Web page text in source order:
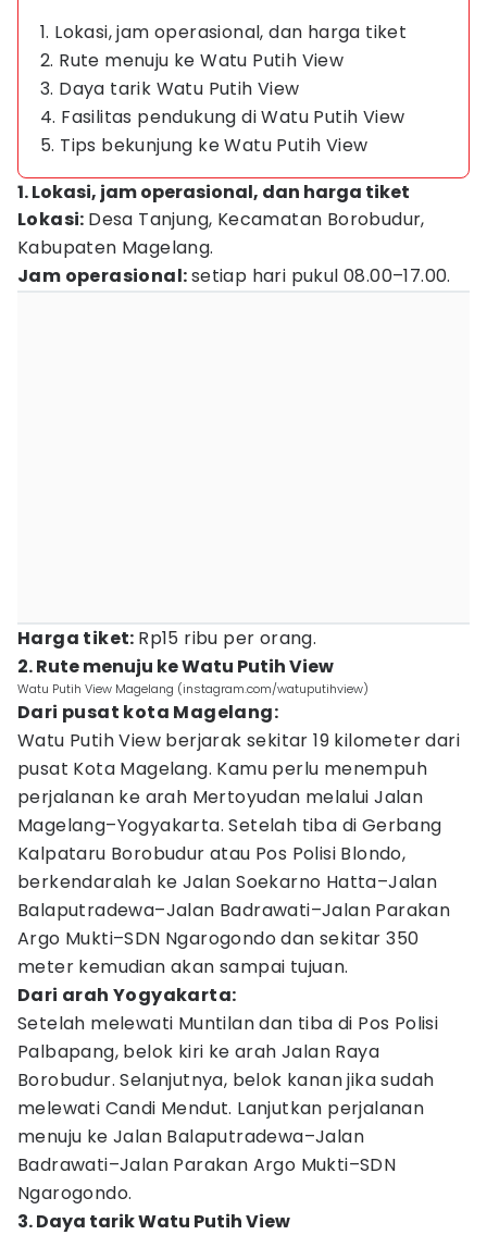
1. Lokasi, jam operasional, dan harga tiket
2. Rute menuju ke Watu Putih View
3. Daya tarik Watu Putih View
4. Fasilitas pendukung di Watu Putih View
5. Tips bekunjung ke Watu Putih View
1. Lokasi, jam operasional, dan harga tiket
Lokasi: Desa Tanjung, Kecamatan Borobudur,
Kabupaten Magelang.
Jam operasional:setiap hari pukul 08.00–17.00.
Harga tiket: Rp15 ribu per orang.
2. Rute menuju ke Watu Putih View
Watu Putih View Magelang (instagram.com/watuputihview)
Dari pusat kota Magelang:
Watu Putih View berjarak sekitar 19 kilometer dari
pusat Kota Magelang. Kamu perlu menempuh
perjalanan ke arah Mertoyudan melalui Jalan
Magelang–Yogyakarta. Setelah tiba di Gerbang
Kalpataru Borobudur atau Pos Polisi Blondo,
berkendaralah ke Jalan Soekarno Hatta–Jalan
Balaputradewa–Jalan Badrawati–Jalan Parakan
Argo Mukti–SDN Ngarogondo dan sekitar 350
meter kemudian akan sampai tujuan.
Dari arah Yogyakarta:
Setelah melewati Muntilan dan tiba di Pos Polisi
Palbapang, belok kiri ke arah Jalan Raya
Borobudur. Selanjutnya, belok kanan jika sudah
melewati Candi Mendut. Lanjutkan perjalanan
menuju ke Jalan Balaputradewa–Jalan
Badrawati–Jalan Parakan Argo Mukti–SDN
Ngarogondo.
3. Daya tarik Watu Putih View